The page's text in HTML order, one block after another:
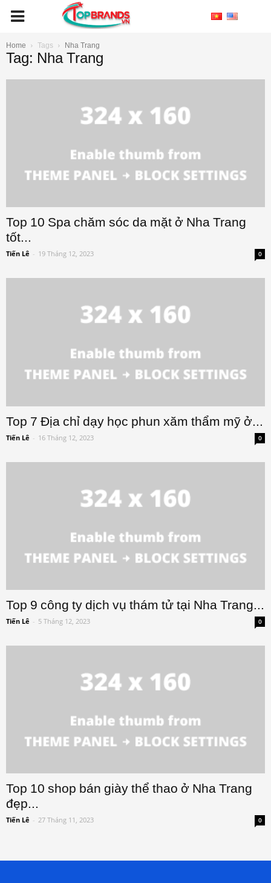
Home Tags Nha Trang
Tag: Nha Trang
Top 10 Spa chăm sóc da mặt ở Nha Trang
tốt...
Tiến Lê - 19 Tháng 12, 2023 0
Top 7 Địa chỉ dạy học phun xăm thẩm mỹ ở...
Tiến Lê - 16 Tháng 12, 2023 0
Top 9 công ty dịch vụ thám tử tại Nha Trang...
Tiến Lê - 5 Tháng 12, 2023 0
Top 10 shop bán giày thể thao ở Nha Trang
đẹp...
Tiến Lê - 27 Tháng 11, 2023 0